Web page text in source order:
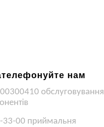
нам
обслуговування
33-00 приймальня